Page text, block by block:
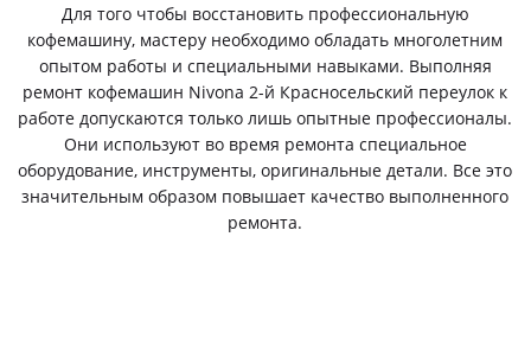
Для того чтобы восстановить профессиональную
кофемашину, мастеру необходимо обладать многолетним
опытом работы и специальными навыками. Выполняя
ремонт кофемашин Nivona 2-й Красносельский переулок к
работе допускаются только лишь опытные профессионалы.
Они используют во время ремонта специальное
оборудование, инструменты, оригинальные детали. Все это
значительным образом повышает качество выполненного
ремонта.